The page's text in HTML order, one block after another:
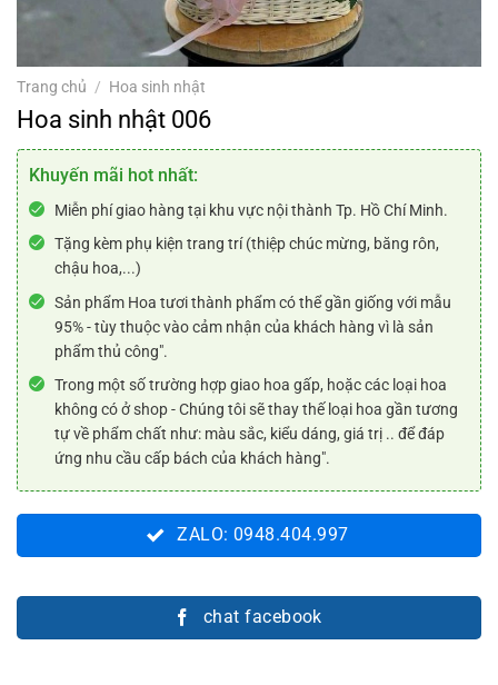
Trang chủ / Hoa sinh nhật
Hoa sinh nhật 006
Khuyến mãi hot nhất:
Miễn phí giao hàng tại khu vực nội thành Tp. Hồ Chí Minh.
Tặng kèm phụ kiện trang trí (thiệp chúc mừng, băng rôn,
chậu hoa,...)
Sản phẩm Hoa tươi thành phẩm có thể gần giống với mẫu
95% - tùy thuộc vào cảm nhận của khách hàng vì là sản
phẩm thủ công".
Trong một số trường hợp giao hoa gấp, hoặc các loại hoa
không có ở shop - Chúng tôi sẽ thay thế loại hoa gần tương
tự về phẩm chất như: màu sắc, kiểu dáng, giá trị .. để đáp
ứng nhu cầu cấp bách của khách hàng".
ZALO: 0948.404.997
chat facebook